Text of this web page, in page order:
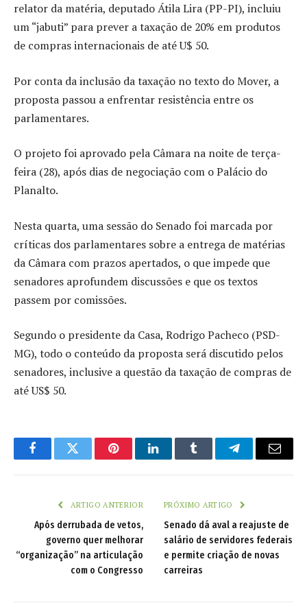
relator da matéria, deputado Átila Lira (PP-PI), incluiu
um “jabuti” para prever a taxação de 20% em produtos
de compras internacionais de até U$ 50.
Por conta da inclusão da taxação no texto do Mover, a
proposta passou a enfrentar resistência entre os
parlamentares.
O projeto foi aprovado pela Câmara na noite de terça-
feira (28), após dias de negociação com o Palácio do
Planalto.
Nesta quarta, uma sessão do Senado foi marcada por
críticas dos parlamentares sobre a entrega de matérias
da Câmara com prazos apertados, o que impede que
senadores aprofundem discussões e que os textos
passem por comissões.
Segundo o presidente da Casa, Rodrigo Pacheco (PSD-
MG), todo o conteúdo da proposta será discutido pelos
senadores, inclusive a questão da taxação de compras de
até US$ 50.
FacebookTwitter PinterestLinkedInTumblr TelegramEmail
ARTIGO ANTERIOR
Após derrubada de vetos,
governo quer melhorar
“organização” na articulação
com o Congresso
PRÓXIMO ARTIGO
Senado dá aval a reajuste de
salário de servidores federais
e permite criação de novas
carreiras